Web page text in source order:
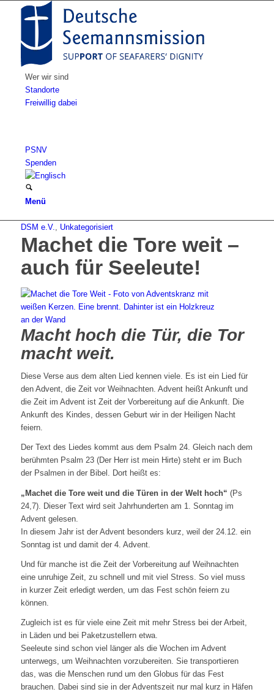
Wer wir sind
Standorte
Freiwillig dabei
PSNV
Spenden
Menü
DSM e.V., Unkategorisiert
Machet die Tore weit –
auch für Seeleute!
Macht hoch die Tür, die Tor
macht weit.
Diese Verse aus dem alten Lied kennen viele. Es ist ein Lied für
den Advent, die Zeit vor Weihnachten. Advent heißt Ankunft und
die Zeit im Advent ist Zeit der Vorbereitung auf die Ankunft. Die
Ankunft des Kindes, dessen Geburt wir in der Heiligen Nacht
feiern.
Der Text des Liedes kommt aus dem Psalm 24. Gleich nach dem
berühmten Psalm 23 (Der Herr ist mein Hirte) steht er im Buch
der Psalmen in der Bibel. Dort heißt es:
„Machet die Tore weit und die Türen in der Welt hoch“ (Ps
24,7). Dieser Text wird seit Jahrhunderten am 1. Sonntag im
Advent gelesen.
In diesem Jahr ist der Advent besonders kurz, weil der 24.12. ein
Sonntag ist und damit der 4. Advent.
Und für manche ist die Zeit der Vorbereitung auf Weihnachten
eine unruhige Zeit, zu schnell und mit viel Stress. So viel muss
in kurzer Zeit erledigt werden, um das Fest schön feiern zu
können.
Zugleich ist es für viele eine Zeit mit mehr Stress bei der Arbeit,
in Läden und bei Paketzustellern etwa.
Seeleute sind schon viel länger als die Wochen im Advent
unterwegs, um Weihnachten vorzubereiten. Sie transportieren
das, was die Menschen rund um den Globus für das Fest
brauchen. Dabei sind sie in der Adventszeit nur mal kurz in Häfen